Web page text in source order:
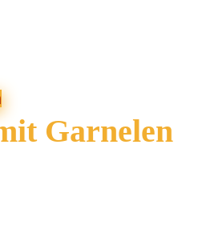
Garnelen